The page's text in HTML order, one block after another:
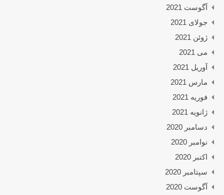
آگوست 2021
جولای 2021
ژوئن 2021
می 2021
آوریل 2021
مارس 2021
فوریه 2021
ژانویه 2021
دسامبر 2020
نوامبر 2020
اکتبر 2020
سپتامبر 2020
آگوست 2020